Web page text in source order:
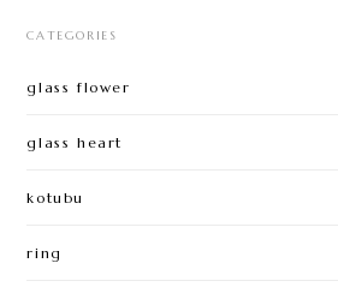
CATEGORIES
glass flower
glass heart
kotubu
ring